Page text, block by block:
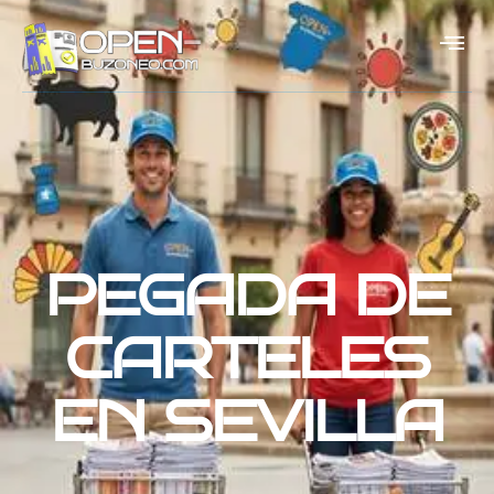
PEGADA DE
CARTELES
EN SEVILLA